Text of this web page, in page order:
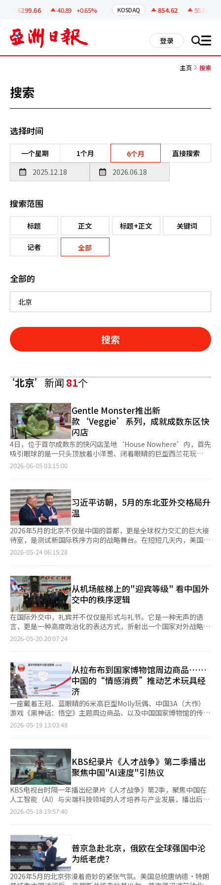
6299.66 40.89 +0.65% KOSDAQ 854.62 55.81
登录 搜 all
主页 搜索
搜索
选择时间
一个星期 1个月 6个月 直接搜索
搜索范围
标题 正文 标题+正文 关键词
记者 全部
全部的
搜索
‘北京’新闻81个
Gentle Monster推出新
款‘Veggie’系列，成就成数东区快
闪店
4日，位于首尔成数东的快闪店圣地‘House Nowhere’内，首先
吸引眼球的是一只头顶放着小洋葱、闭着眼睛的巨型西兰花玩
偶‘VeggieMon’。店内的空间布置仿佛将田野和农场的景象完
诠释了最近在全球时尚和生活方式市场上流行的‘农场女孩核
心’趋势。农场女孩核心强调自然和田园的形象，与城市化和高端
化形成鲜明对比，突出了自然友好和朴素的情感。 Veggie系列的
核心在于从西红柿、彩椒等蔬菜中汲取灵感，所有产品均采用可折
叠的结构。尤其是在现场，许多顾客围绕着女团aespa的卡里娜在
宣传视频中佩戴的圆形金属框‘Radi 02’和与彩椒形状相似的有
机曲线‘Topi 02’模型流连忘返。 快闪店内的各个角落都布满了
角色，营造了良好的氛围。不同个性的蔬菜角色被摆放在店内各
这里可以制作自己的VeggieMon角色并获得照片卡，吸引了大量
年轻访客排队。在VeggieMon玩偶前拍照的人群使该区域始终热
闹非凡。 Gentle Monster此次项目不仅面向国内市场，更瞄准全
球市场。5日，首尔成数东作为起点，将在上海、北京、东京、曼
谷、纽约等全球六大城市同步开幕，迎接全球粉丝。 在快闪店现
场购买Veggie系列产品的顾客，将按先到先得的原则获得激发收
藏欲的‘VeggieMon钥匙链’。Gentle Monster的Veggie系列也
将在官方网站及线下门店同步上线。 ※ 本报道经人工智能（AI）
2026-06-05 03:15:00
习近平访朝，5月的东北亚外交格局升
温
2026年5月的北京不仅是中国的首都，更是全球权力交汇的巨大接
待室，是测试新国际秩序方向的战略舞台。在短短几天内，美国总
统唐纳德·特朗普和俄罗斯总统弗拉基米尔·普京相继访问北京。
件，而是工业革命以来持续数百年的世界秩序正在转变的信号。曾
几何时，世界的中心是伦敦，随后是纽约和华盛顿，成为金融、军
事、工业和文明的重心。然而，随着21世纪中叶的到来，全球经济
和地缘政治的重心再次向太平洋西岸、欧亚大陆最东端的东北亚转
移。中国正处于这一中心。中国如今是全球最大的制造业国家和最
大出口国，同时也是全球最大的原油进口国之一。电动车、电池、
稀土、太阳能、无人机和人工智能基础设施等领域，中国的影响力
正在迅速扩大。各国领导人访问北京的原因很简单：在解决供应
京外交的一个关键场景是特朗普总统访华后，普京总统再次访问北
京。美国和俄罗斯这两大军事强国的领导人相继访问中国，象征性
地展示了当前国际秩序的变化。中国国家主席习近平在与美国竞争
的同时，管理与美国的关系；与俄罗斯紧密合作，但又不完全依
赖，采取了一种复杂的外交策略。与美国在关税、半导体、人工智
能霸权和台湾问题上进行博弈的同时，尽量避免经济关系的完全断
裂。与俄罗斯则在能源、金融和安全合作上加大力度，以应对以美
国为中心的秩序。这就是所谓的“新北京体系”的出现。乌克兰战
分欧洲市场，迅速转向依赖中国。俄罗斯的原油和天然气大规模流
向中国，人民币结算的比例也在迅速增加。尤其是“西伯利亚力
量”天然气管道项目不仅是一个能源项目，更是俄罗斯和中国在欧
亚大陆内部形成新经济轴心的象征性工程。然而，这一背后也隐藏
着俄罗斯的结构性弱化。普京总统虽然仍保持强势领导者的形象，
但长期的乌克兰战争正在迅速消耗俄罗斯的国力。人口减少、产业
竞争力下降、国际金融制裁和技术封锁，使得俄罗斯远东的发展逐
渐失去动力。符拉迪沃斯托克、哈巴罗夫斯克和萨哈林地区在地理
俄罗斯远东的各个角落。名义上属于俄罗斯的领土，实际上已经在
经济上成为东北亚供应链的一部分。实际上，俄罗斯远东正逐渐被
吸收为“力弱的纸老虎”俄罗斯，而是东北亚经济圈的边缘。中东
也是如此。伊朗、沙特阿拉伯、阿联酋等中东产油国现在将中国视
为最大的客户。美国仍在军事上主导中东秩序，但中国通过巨大的
2026-05-24 06:15:28
从机场舷梯上的"迎宾等级" 看中国外
交中的秩序逻辑
在国际外交中，礼宾并不仅仅是形式与礼节。它是一种无声的语
言，更是一种高度政治化的表达方式，折射出一个国家对外战略的
真实考量，以及对他国价值与地位的冷静评估。 尤其是在长期强
期，北京首都国际机场迎接多位外国领导人的场景，某种程度上正
映照出中国当前对于世界秩序重构的认知，以及其外交战略中的深
层逻辑。 围绕美国总统特朗普访华期间的接待规格，国际外交圈
近期曾出现不少关于“被冷待”“规格下降”的讨论，这并非偶
然。 中方此次派出的接机人员，是曾任中央政治局常委的国家副
主席级人物。从表面看，似乎已属高规格安排，但关键在于，前来
迎接的并非掌握实权的现任中央政治局常委。这种“看似隆重、实
则克制”的安排，被不少观察人士解读为一种经过精心包装的外交
明显。 当俄罗斯总统普京抵达北京时，在机场舷梯下迎接他的，
是中国外交系统核心人物、中央政治局委员兼外交部长王毅。这一
安排释放出的信号十分清晰：在当前对美战略竞争背景下，中俄关
系已不仅是合作伙伴，而是具有准同盟性质的战略协作。 更值得
注意的是，此前朝鲜最高领导人金正恩访华时，中方甚至由中共中
央政治局常委、中央书记处常务书记蔡奇亲赴机场迎接。作为中国
权力核心层中的第五号人物，这样的安排实际上是在以“权力排
序”直接体现北京对朝鲜战略价值的认知——即其作为传统盟友与
格变迁史，也正对应着中国国家实力与外交战略的变化轨迹。
1972年，美国总统尼克松历史性访华时，亲自赴机场迎接他的，
是时任中国国务院总理周恩来。彼时的中国尚处于国际孤立状态，
对美国关系的突破具有战略生存意义。因此，高规格接待既是最大
的外交诚意，也包含着现实层面的迫切需求。 即便是在上世纪90
年代至21世纪初“韬光养晦”时期，中国对西方强国领导人的到
2026-05-20 20:07:24
从拉布布到国家博物馆周边商品……
中国的“情感消费”推动艺术玩具经
济
一座戴着王冠、蓝眼睛的6米高巨型Molly玩偶、中国3A（大作）
游戏《黑神话：悟空》主题周边商品、以及中国国家博物馆的传统
花冠装饰冰箱磁铁、北京传统烤鸭餐厅全聚德的搞笑鸭子玩偶和能
北京朝阳公园举行的首届中国新文化周边商品市场及艺术玩具节现
场，面积约2万平方米的场地上，汇聚了拉布布、哇酷酷等中国代
表性艺术玩具IP（知识产权）公司的各种时尚玩具，以及中国国家
博物馆、北京故宫博物院、敦煌三星堆博物馆等“国家代表队”主
题周边商品，来自中国31个省市自治区的敦煌地区文化周边商品，
共计1万余种周边商品艺术玩具。 尽管是周五的下午，前来参观文
化周边商品和艺术玩具的观众络绎不绝，充分展示了中国日益扩大
的艺术玩具及周边商品市场的现状。 此次活动是中国文化和旅游
京市宣传部副部长霍志静在9日的新闻发布会上表示：“此次活动
是北京建设国家文化创意产业中心、引领新消费趋势的重要尝
试。” 中国艺术玩具市场规模将达20万亿 实际上，近年来，中国
的艺术玩具及周边商品市场快速增长。艺术玩具在中国被称为“潮
玩”。 根据中国社会科学院财经战略研究院与中国动画学会联合
发布的《2026年中国艺术玩具及动画产业发展报告》，预计到
2026-05-19 13:03:48
KBS纪录片《人才战争》第二季播出
聚焦中国"AI速度"引热议
KBS电视台时隔一年播出纪录片《人才战争》第2季，聚焦中国在
人工智能（AI）与尖端科技领域的人才培养与产业发展，播出后引
发超高话题热度。 《人才战争2》第一集《中国速度》将镜头对准
入中国相关科研机构与产业一线，先后在杭州、北京、深圳、甘肃
等地观察中国如何通过国家层面的资源整合与人才战略推动新兴产
业快速发展。 去年7月播出的《人才战争》第一季因深入剖析中国
迅速崛起的高科技产业与工程人才培养体系而在韩国受到广泛讨
论。纪录片同时对比了韩国社会大量优秀学生集中报考医学院的现
2026-05-18 19:57:40
普京急赴北京，俄欧在全球强国中沦
为纸老虎？
2026年5月的北京弥漫着奇妙的紧张气氛。美国总统唐纳德·特朗